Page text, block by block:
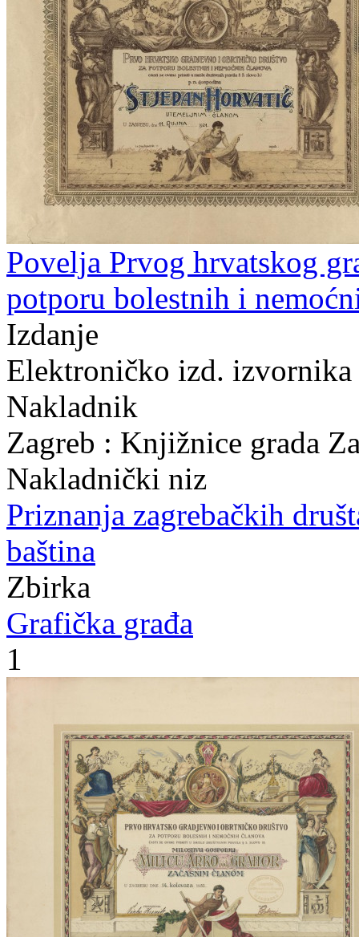
Povelja Prvog hrvatskog
potporu bolestnih i
Izdanje
Elektroničko izd. izvornika
Nakladnik
Zagreb : Knjižnice grada
Nakladnički niz
Priznanja zagrebačkih
baština
Zbirka
Grafička građa
1